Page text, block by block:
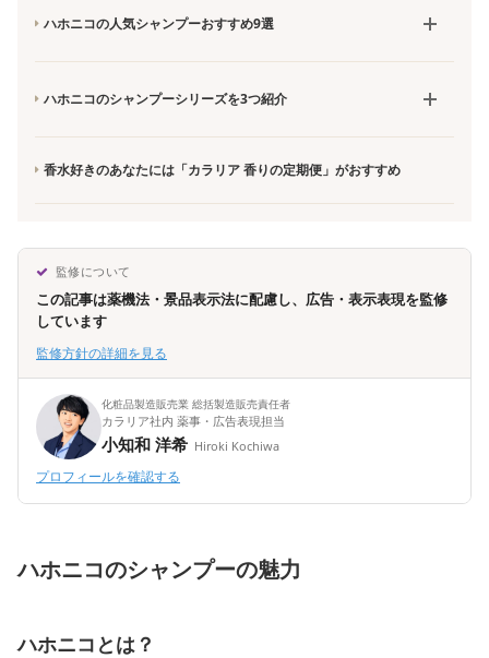
ハホニコの人気シャンプーおすすめ9選
ハホニコのシャンプーシリーズを3つ紹介
香水好きのあなたには「カラリア 香りの定期便」がおすすめ
監修について
この記事は薬機法・景品表示法に配慮し、広告・表示表現を監修
しています
監修方針の詳細を見る
化粧品製造販売業 総括製造販売責任者
カラリア社内 薬事・広告表現担当
小知和 洋希 Hiroki Kochiwa
プロフィールを確認する
ハホニコのシャンプーの魅力
ハホニコとは？